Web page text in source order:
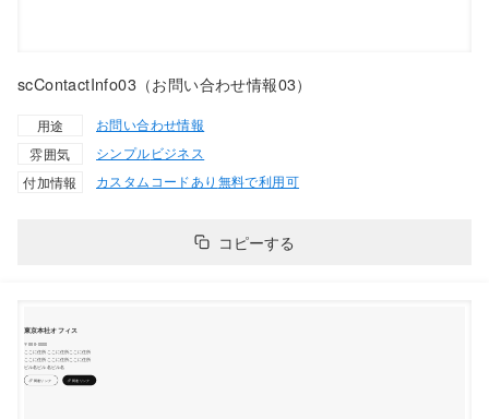
scContactInfo03（お問い合わせ情報03）
用途
お問い合わせ情報
雰囲気
シンプルビジネス
付加情報
カスタムコードあり 無料で利用可
コピーする